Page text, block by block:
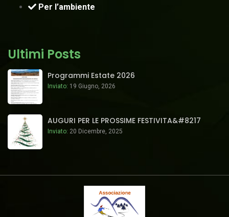
Per l’ambiente
Ultimi Posts
Programmi Estate 2026
Inviato: 19 Giugno, 2026
AUGURI PER LE PROSSIME FESTIVITA&#8217
Inviato: 20 Dicembre, 2025